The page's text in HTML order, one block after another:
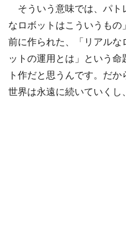
そういう意味では、パト
なロボットはこういうも
前に作られた、「リアル
ットの運用とは」という
ト作だと思うんです。だ
世界は永遠に続いていくし